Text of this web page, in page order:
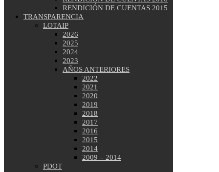
RENDICIÓN DE CUENTAS 2015
TRANSPARENCIA
LOTAIP
2026
2025
2024
2023
AÑOS ANTERIORES
2022
2021
2020
2019
2018
2017
2016
2015
2014
2009 – 2014
PDOT